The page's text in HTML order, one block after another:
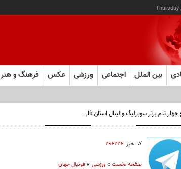
Thursday
بین الملل اجتماعی ورزشی عکس فرهنگ و هنر
تیم برتر سوپرلیگ والیبال استان فارس صعود کرد
کد خبر: ۲۹۴۲۲۴
صفحه نخست»ورزشی»فوتبال جهان